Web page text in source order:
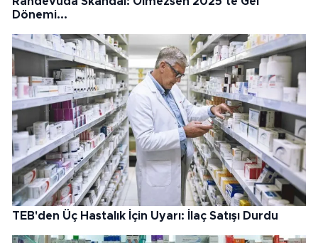
Dönemi...
TEB'den Üç Hastalık İçin Uyarı: İlaç Satışı Durdu